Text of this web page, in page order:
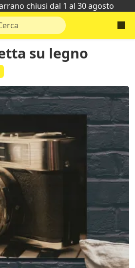
chiusi dal 1 al 30 agosto
su legno